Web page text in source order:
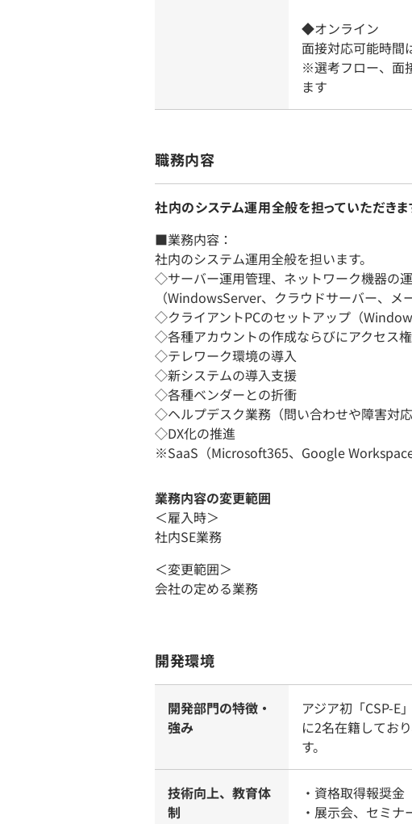
◆オンライン
面接対応可能時間
※選考フロー、面
ます
職務内容
社内のシステム運用全般を担っていただきま
■業務内容：
社内のシステム運用全般を担います。
◇サーバー運用管理、ネットワーク機器の
（WindowsServer、クラウドサーバー、メ
◇クライアントPCのセットアップ（
◇各種アカウントの作成ならびにアクセス
◇テレワーク環境の導入
◇新システムの導入支援
◇各種ベンダーとの折衝
◇ヘルプデスク業務（問い合わせや障害対応
◇DX化の推進
※SaaS（Microsoft365、Google
業務内容の変更範囲
＜雇入時＞
社内SE業務
＜変更範囲＞
会社の定める業務
開発環境
開発部門の特徴・
強み
アジア初「CSP-E
に2名在籍してお
す。
技術向上、教育体
制
・資格取得報奨金
・展示会、セミナ